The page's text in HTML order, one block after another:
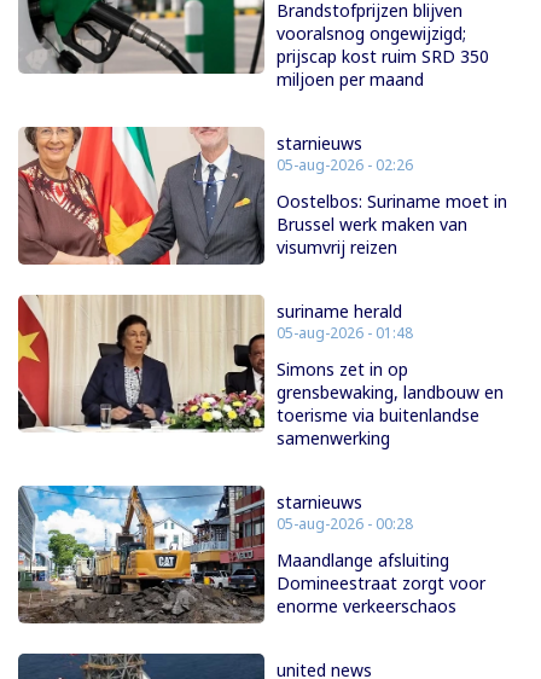
Brandstofprijzen blijven
vooralsnog ongewijzigd;
prijscap kost ruim SRD 350
miljoen per maand
starnieuws
05-aug-2026 - 02:26
Oostelbos: Suriname moet in
Brussel werk maken van
visumvrij reizen
suriname herald
05-aug-2026 - 01:48
Simons zet in op
grensbewaking, landbouw en
toerisme via buitenlandse
samenwerking
starnieuws
05-aug-2026 - 00:28
Maandlange afsluiting
Domineestraat zorgt voor
enorme verkeerschaos
united news